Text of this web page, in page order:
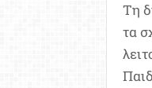
Τη
τα